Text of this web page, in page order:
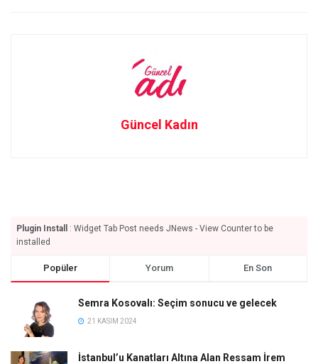
Güncel Kadın
Plugin Install
: Widget Tab Post needs JNews - View Counter to be
installed
Popüler Yorum En Son
Semra Kosovalı: Seçim sonucu ve gelecek
21 KASIM 2024
İstanbul’u Kanatları Altına Alan Ressam İrem